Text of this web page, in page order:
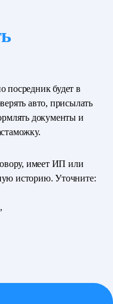
посредник будет в
авто, присылать
документы и
имеет ИП или
историю. Уточните: